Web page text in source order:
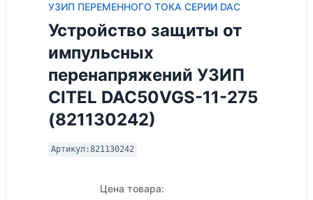
УЗИП ПЕРЕМЕННОГО ТОКА СЕРИИ DAC
Устройство защиты от
импульсных
перенапряжений УЗИП
CITEL DAC50VGS-11-275
(821130242)
Артикул:821130242
Цена товара: